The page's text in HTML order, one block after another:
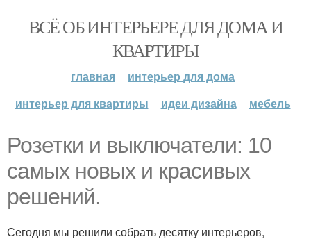
ВСЁ ОБ ИНТЕРЬЕРЕ ДЛЯ ДОМА И
КВАРТИРЫ
главная
интерьер для дома
интерьер для квартиры
идеи дизайна мебель
Розетки и выключатели: 10
самых новых и красивых
решений.
Сегодня мы решили собрать десятку интерьеров,